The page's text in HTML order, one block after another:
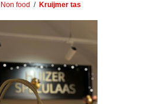
Non food / Kruijmer tas